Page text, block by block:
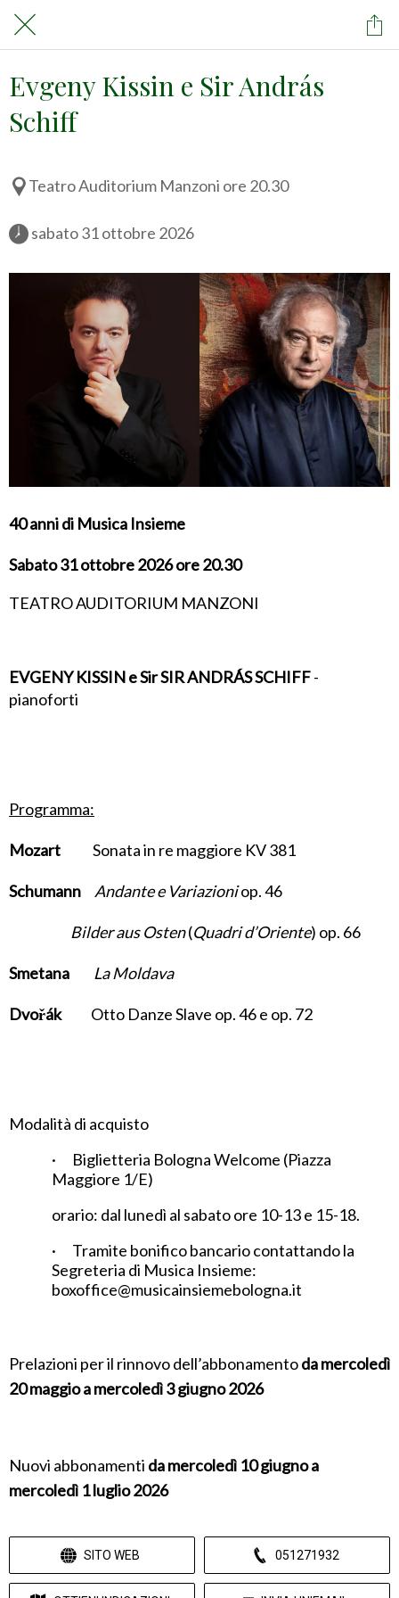
Evgeny Kissin e Sir András
Schiff
Teatro Auditorium Manzoni ore 20.30
sabato 31 ottobre 2026
40 anni di Musica Insieme
Sabato 31 ottobre 2026 ore 20.30
TEATRO AUDITORIUM MANZONI
EVGENY KISSIN e Sir SIR ANDRÁS SCHIFF-
pianoforti
Programma:
Mozart Sonata in re maggiore KV 381
Schumann Andante e Variazioniop. 46
Bilder aus Osten(Quadri d’Oriente) op. 66
Smetana La Moldava
Dvořák Otto Danze Slave op. 46 e op. 72
Modalità di acquisto
· Biglietteria Bologna Welcome (Piazza
Maggiore 1/E)
orario: dal lunedì al sabato ore 10-13 e 15-18.
· Tramite bonifico bancario contattando la
Segreteria di Musica Insieme:
boxoffice@musicainsiemebologna.it
Prelazioni per il rinnovo dell’abbonamentoda mercoledì
20 maggio a mercoledì 3 giugno 2026
Nuovi abbonamenti da mercoledì 10 giugno a
mercoledì 1 luglio 2026
SITO WEB 051271932